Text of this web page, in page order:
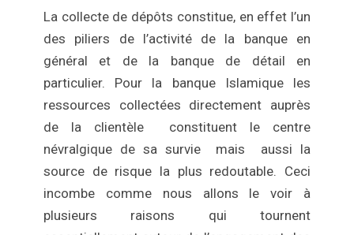
La collecte de dépôts constitue, en effet l’un
des piliers de l’activité de la banque en
général et de la banque de détail en
particulier. Pour la banque Islamique les
ressources collectées directement auprès
de la clientèle constituent le centre
névralgique de sa survie mais aussi la
source de risque la plus redoutable. Ceci
incombe comme nous allons le voir à
plusieurs raisons qui tournent